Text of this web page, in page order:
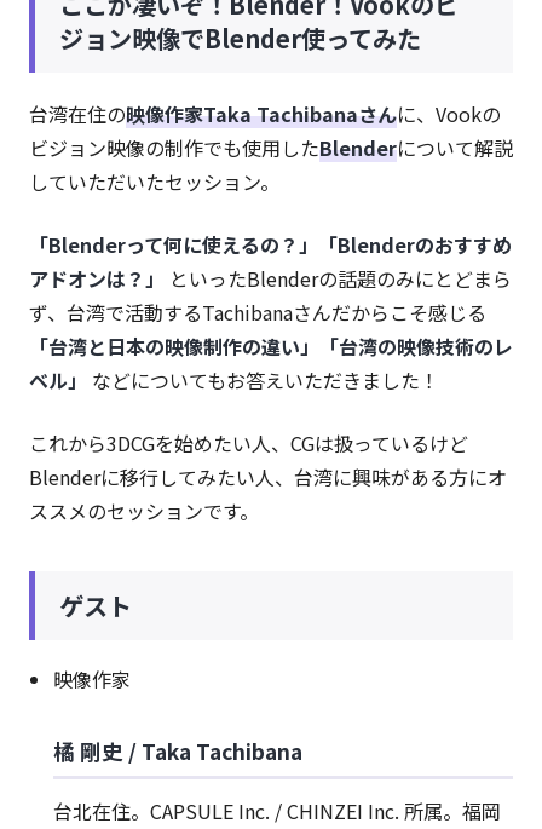
ジョン映像でBlender使ってみた
台湾在住の映像作家Taka Tachibanaさんに、Vookの
ビジョン映像の制作でも使用したBlenderについて解説
していただいたセッション。
「Blenderって何に使えるの？」「Blenderのおすすめ
アドオンは？」
といったBlenderの話題のみにとどまら
ず、台湾で活動するTachibanaさんだからこそ感じる
「台湾と日本の映像制作の違い」「台湾の映像技術のレ
ベル」
などについてもお答えいただきました！
これから3DCGを始めたい人、CGは扱っているけど
Blenderに移行してみたい人、台湾に興味がある方にオ
ススメのセッションです。
ゲスト
映像作家
橘 剛史 / Taka Tachibana
台北在住。CAPSULE Inc. / CHINZEI Inc. 所属。福岡